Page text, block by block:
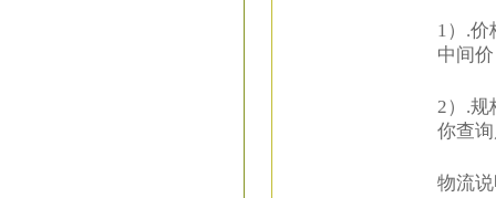
1）.
中间
2）.规
你查
物流